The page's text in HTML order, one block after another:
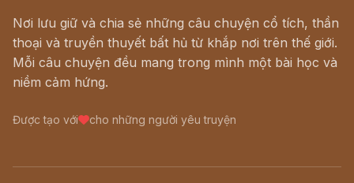
Nơi lưu giữ và chia sẻ những câu chuyện cổ tích, thần
thoại và truyền thuyết bất hủ từ khắp nơi trên thế giới.
Mỗi câu chuyện đều mang trong mình một bài học và
niềm cảm hứng.
Được tạo với cho những người yêu truyện